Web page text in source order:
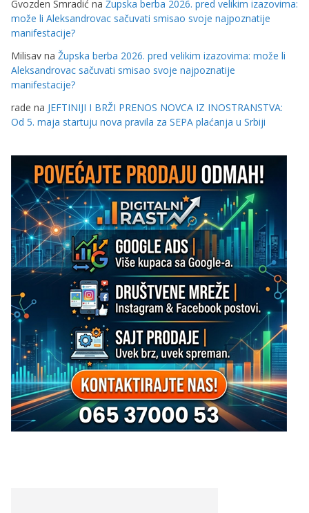
Gvozden Smradić na Župska berba 2026. pred velikim izazovima:
može li Aleksandrovac sačuvati smisao svoje najpoznatije
manifestacije?
Milisav na Župska berba 2026. pred velikim izazovima: može li
Aleksandrovac sačuvati smisao svoje najpoznatije
manifestacije?
rade na JEFTINIJI I BRŽI PRENOS NOVCA IZ INOSTRANSTVA:
Od 5. maja startuju nova pravila za SEPA plaćanja u Srbiji